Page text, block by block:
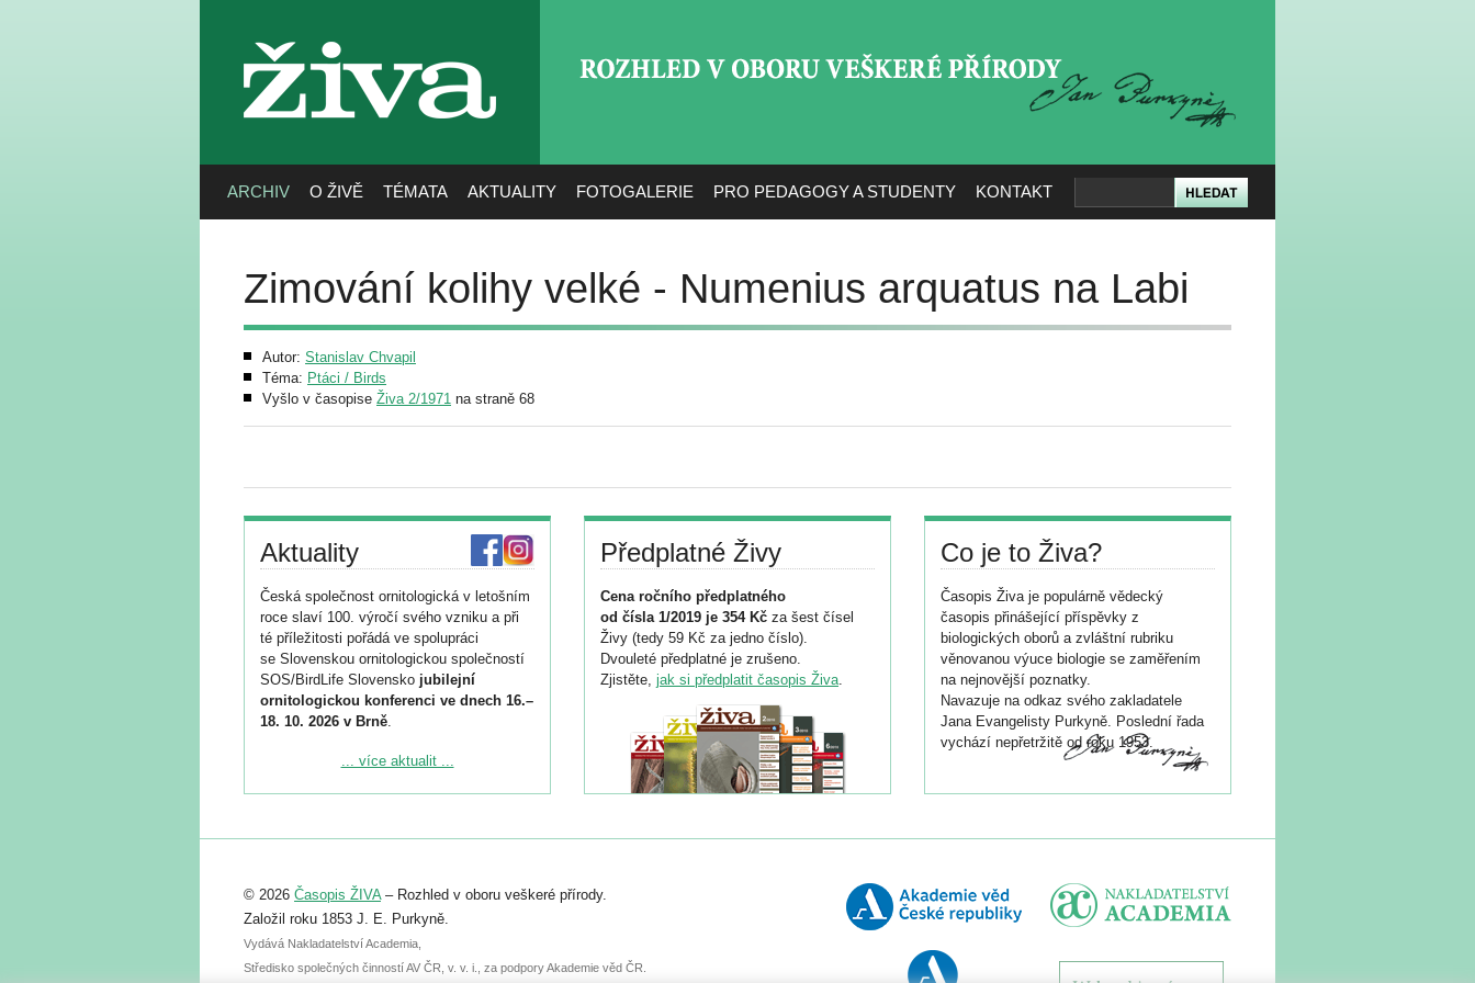
živa
ARCHIV O ŽIVĚ TÉMATA AKTUALITY FOTOGALERIE PRO PEDAGOGY A STUDENTY KONTAKT
Zimování kolihy velké - Numenius arquatus na Labi
Autor: Stanislav Chvapil
Téma: Ptáci / Birds
Vyšlo v časopise Živa 2/1971 na straně 68
Aktuality
Česká společnost ornitologická v letošním
roce slaví 100. výročí svého vzniku a při
té příležitosti pořádá ve spolupráci
se Slovenskou ornitologickou společností
SOS/BirdLife Slovensko jubilejní
ornitologickou konferenci ve dnech 16.–
18. 10. 2026 v Brně.
Podrobnější informace ke konferenci
Registrovat se můžete do 6. září.
abstraktu přihlášené přednášky nebo
posteru je už 30. června.
... více aktualit ...
Předplatné Živy
Cena ročního předplatného
od čísla 1/2019 je 354 Kč za šest čísel
Živy (tedy 59 Kč za jedno číslo).
Dvouleté předplatné je zrušeno.
Zjistěte, jak si předplatit časopis Živa.
Co je to Živa?
Časopis Živa je populárně vědecký
časopis přinášející příspěvky z
biologických oborů a zvláštní rubriku
věnovanou výuce biologie se zaměřením
na nejnovější poznatky.
Navazuje na odkaz svého zakladatele
Jana Evangelisty Purkyně. Poslední řada
vychází nepřetržitě od roku 1953.
© 2026 Časopis ŽIVA– Rozhled v oboru veškeré přírody.
Založil roku 1853 J. E. Purkyně.
Vydává Nakladatelství Academia,
Středisko společných činností AV ČR, v. v. i., za podpory Akademie věd ČR.